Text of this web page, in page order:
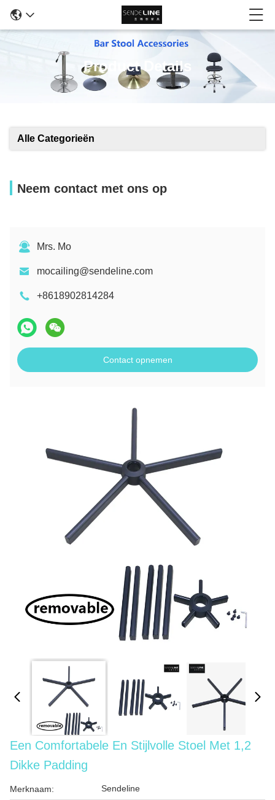
Product Details
Alle Categorieën
Neem contact met ons op
Mrs. Mo
mocailing@sendeline.com
+8618902814284
Contact opnemen
Een Comfortabele En Stijlvolle Stoel Met 1,2
Dikke Padding
Merknaam: Sendeline